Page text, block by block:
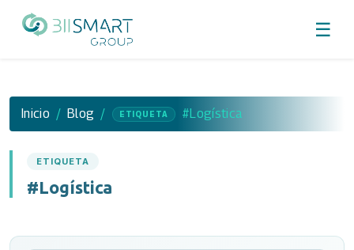
☰
Inicio Blog ETIQUETA #Logística
ETIQUETA
#Logística